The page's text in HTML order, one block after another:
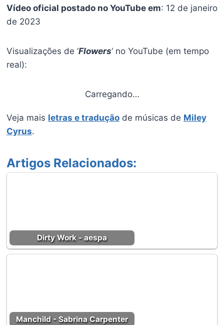
Vídeo oficial postado no YouTube em: 12 de janeiro
de 2023
Visualizações de ‘Flowers‘ no YouTube (em tempo
real):
Carregando…
Veja mais letras e traduçãode músicas de Miley
Cyrus.
Artigos Relacionados:
Dirty Work - aespa
Manchild - Sabrina Carpenter